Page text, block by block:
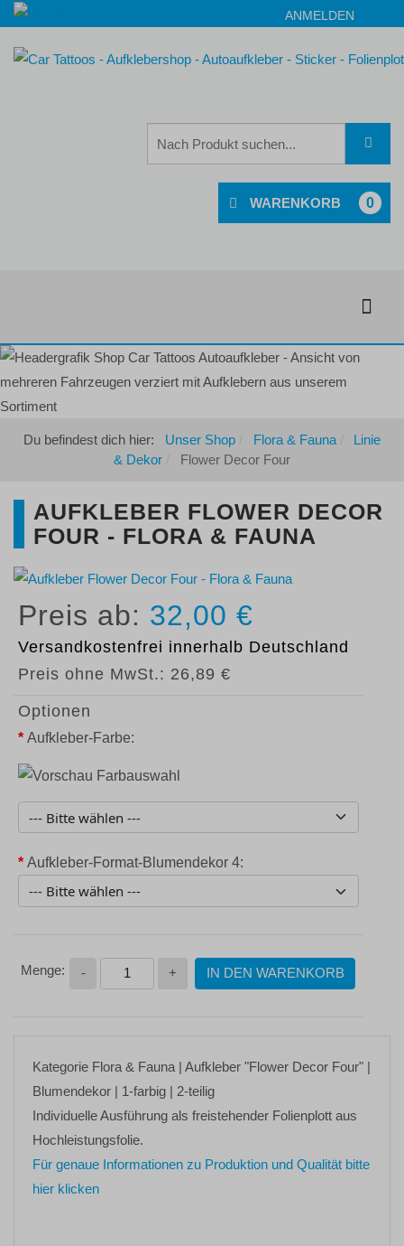
ANMELDEN
0
Du befindest dich hier: Unser Shop Flora & Fauna
Linie
& Dekor
Flower Decor Four
AUFKLEBER FLOWER DECOR
FOUR - FLORA & FAUNA
32,00 €
Versandkostenfrei innerhalb Deutschland
Preis ohne MwSt.: 26,89 €
Optionen
* Aufkleber-Farbe:
* Aufkleber-Format-Blumendekor 4:
- + IN DEN WARENKORB
Kategorie Flora & Fauna | Aufkleber "Flower Decor Four" |
Blumendekor | 1-farbig | 2-teilig
Individuelle Ausführung als freistehender Folienplott aus
Hochleistungsfolie.
Für genaue Informationen zu Produktion und Qualität bitte
hier klicken